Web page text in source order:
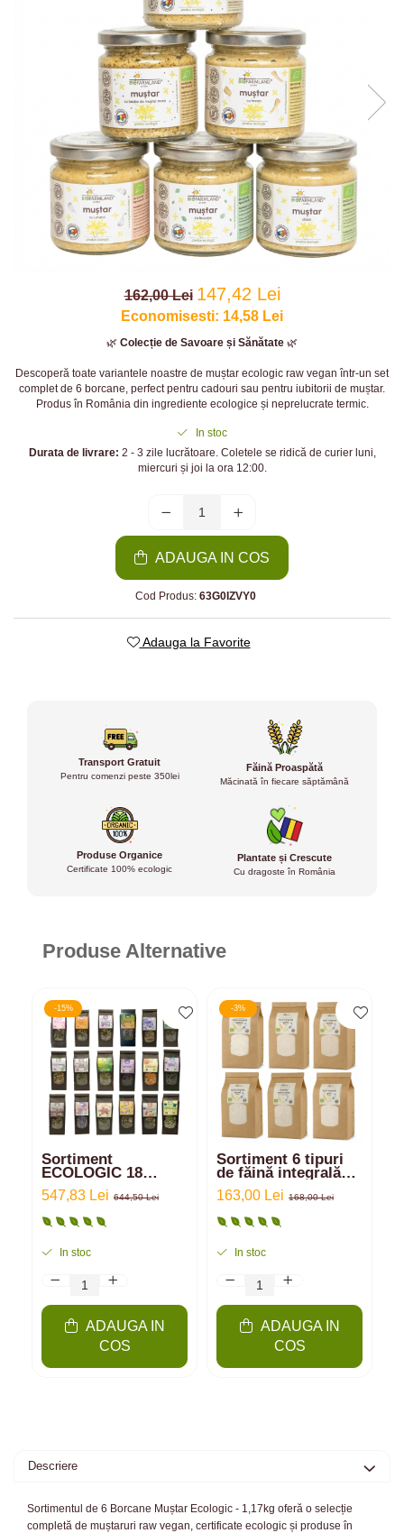
162,00 Lei 147,42 Lei
Economisesti: 14,58 Lei
🌿 Colecție de Savoare și Sănătate 🌿
Descoperă toate variantele noastre de muștar ecologic raw vegan într-un set
complet de 6 borcane, perfect pentru cadouri sau pentru iubitorii de muștar.
Produs în România din ingrediente ecologice și neprelucrate termic.
In stoc
Durata de livrare: 2 - 3 zile lucrătoare. Coletele se ridică de curier luni,
miercuri și joi la ora 12:00.
ADAUGA IN COS
Cod Produs: 63G0IZVY0
Adauga la Favorite
Transport Gratuit
Pentru comenzi peste 350lei
Făină Proaspătă
Măcinată în fiecare săptămână
Produse Organice
Certificate 100% ecologic
Plantate și Crescute
Cu dragoste în România
Produse Alternative
-15%
Sortiment
ECOLOGIC 18
ceaiuri - 720gr
644,50 Lei
547,83 Lei
In stoc
ADAUGA IN
COS
-3%
Sortiment 6 tipuri
de făină integrală
ecologică din:
Einkorn, Spelta,
Emmer, Secară,
Grâu, amestec | 6
168,00 Lei
163,00 Lei
In stoc
ADAUGA IN
COS
Descriere
Sortimentul de 6 Borcane Muștar Ecologic - 1,17kg oferă o selecție
completă de muștaruri raw vegan, certificate ecologic și produse în